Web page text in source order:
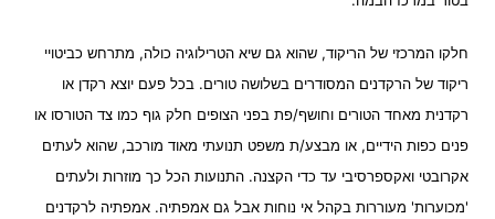
חלקו המרכזי של הריקוד, שהוא גם שיא הטרילוגיה כולה, מתרחש כביטויי
ריקוד של הרקדנים המסודרים בשלושה טורים. בכל פעם יוצא רקדן או
רקדנית מאחד הטורים וחושף/פת בפני הצופים חלק גוף כמו צד הטורסו או
פנים כפות הידיים, או מבצע/ת משפט תנועתי מאוד מורכב, שהוא לעתים
אקרובטי ואקספרסיבי עד כדי הקצנה. התנועות הכל כך מוזרות ולעתים
'מכוערות' מעוררות בקהל אי נוחות אבל גם אמפתיה. אמפתיה לרקדנים